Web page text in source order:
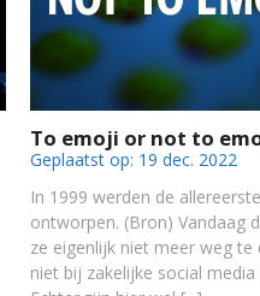
To emoji or not to
Geplaatst op: 19 dec. 2022
In 1999 werden de
ontworpen. (Bron) Vandaag
ze eigenlijk niet meer weg te
niet bij zakelijke social media